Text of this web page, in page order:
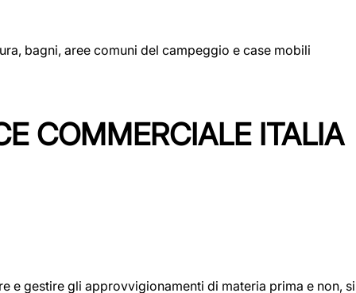
bagni, aree comuni del campeggio e case mobili
COMMERCIALE ITALIA
e gestire gli approvvigionamenti di materia prima e